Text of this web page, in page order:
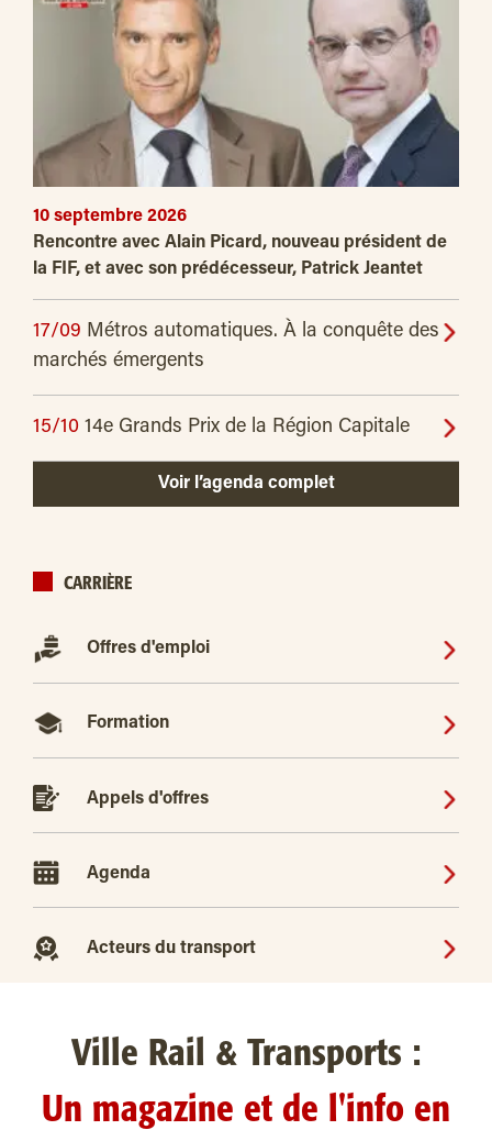
10 septembre 2026
Rencontre avec Alain Picard, nouveau président de
la FIF, et avec son prédécesseur, Patrick Jeantet
17/09 Métros automatiques. À la conquête des
marchés émergents
15/10 14e Grands Prix de la Région Capitale
Voir l’agenda complet
CARRIÈRE
Offres d'emploi
Formation
Appels d'offres
Agenda
Acteurs du transport
Ville Rail & Transports :
Un magazine et de l'info en